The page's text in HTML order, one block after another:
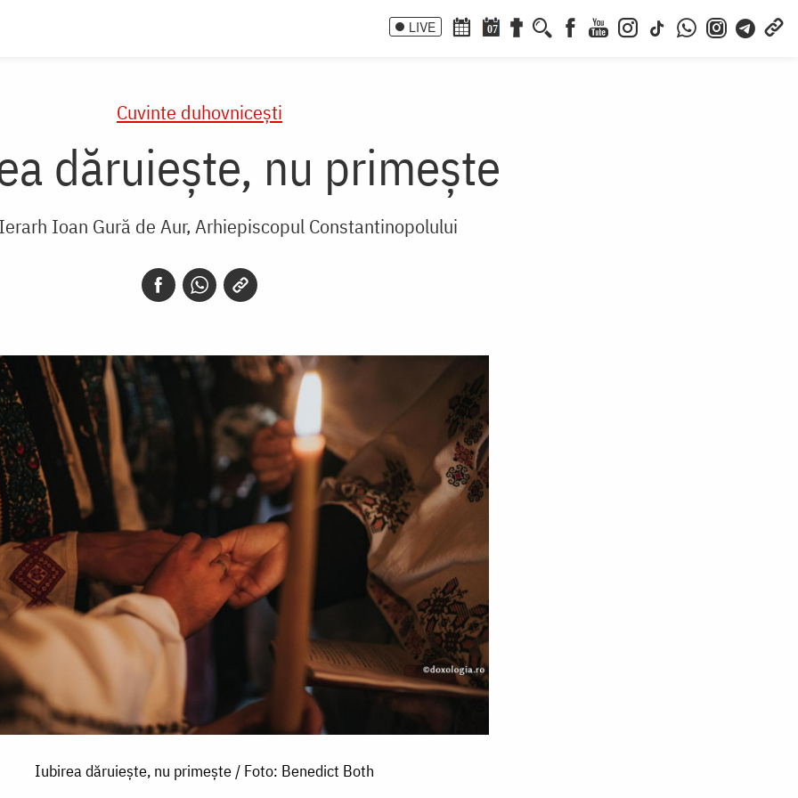
LIVE 07
Cuvinte duhovnicești
dăruiește, nu primește
Ioan Gură de Aur, Arhiepiscopul Constantinopolului
Iubirea dăruiește, nu primește / Foto: Benedict Both